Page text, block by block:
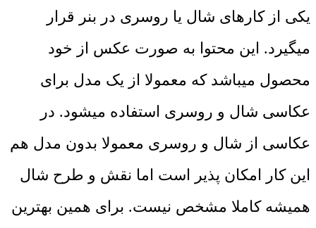
یکی از کارهای شال یا روسری در بنر قرار
میگیرد. این محتوا به صورت عکس از خود
محصول میباشد که معمولا از یک مدل برای
عکاسی شال و روسری استفاده میشود. در
عکاسی از شال و روسری معمولا بدون مدل هم
این کار امکان پذیر است اما نقش و طرح شال
همیشه کاملا مشخص نیست. برای همین بهترین